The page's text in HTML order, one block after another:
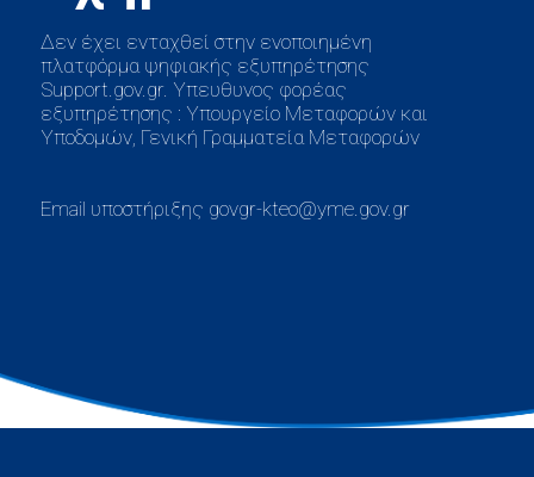
Δεν έχει ενταχθεί στην ενοποιημένη
πλατφόρμα ψηφιακής εξυπηρέτησης
Support.gov.gr. Υπευθυνος φορέας
εξυπηρέτησης : Υπουργείο Μεταφορών και
Υποδομών, Γενική Γραμματεία Μεταφορών
Email υποστήριξης govgr-kteo@yme.gov.gr